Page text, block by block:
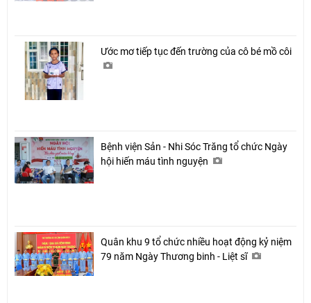
Ước mơ tiếp tục đến trường của cô bé mồ côi
Bệnh viện Sản - Nhi Sóc Trăng tổ chức Ngày
hội hiến máu tình nguyện
Quân khu 9 tổ chức nhiều hoạt động kỷ niệm
79 năm Ngày Thương binh - Liệt sĩ